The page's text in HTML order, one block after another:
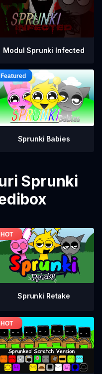
Modul Sprunki Infected
Sprunki Babies
Sprunki
Sprunki Retake